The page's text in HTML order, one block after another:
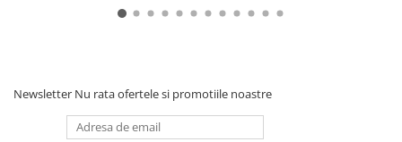
Newsletter Nu rata ofertele si promotiile noastre